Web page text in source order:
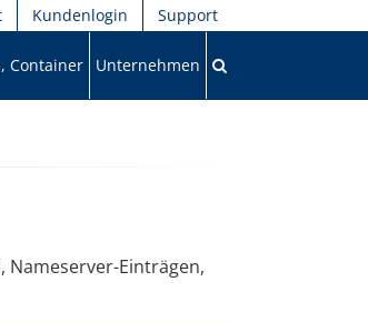
Kundenlogin Support
Container Unternehmen
Nameserver-Einträgen,